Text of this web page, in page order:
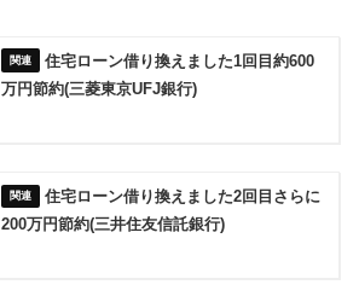
住宅ローン借り換えました1回目約600
万円節約(三菱東京UFJ銀行)
住宅ローン借り換えました2回目さらに
200万円節約(三井住友信託銀行)